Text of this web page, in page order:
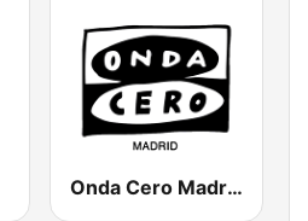
Onda Cero Madrid